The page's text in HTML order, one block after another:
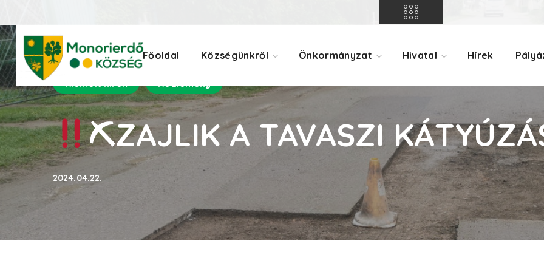
Főoldal Községünkről Önkormányzat Hivatal Hírek
Kiemelt hírek Közlemény
⛏ZAJLIK A TAVASZI
2024.04.22.